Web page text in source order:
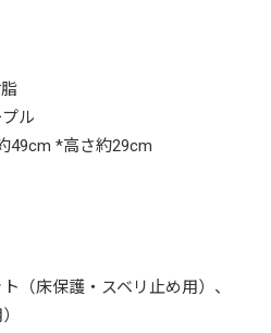
ル
49cm *高さ約29cm
（床保護・スベリ止め用）、